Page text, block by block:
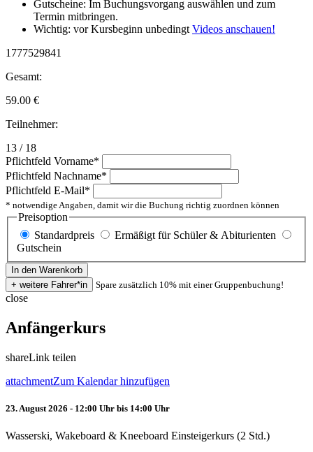
Gutscheine: Im Buchungsvorgang auswählen und zum
Termin mitbringen.
Wichtig: vor Kursbeginn unbedingtVideos anschauen!
1777529841
Gesamt:
59.00 €
Teilnehmer:
13 / 18
Pflichtfeld Vorname*
Pflichtfeld Nachname*
Pflichtfeld E-Mail*
* notwendige Angaben, damit wir die Buchung richtig zuordnen können
Preisoption
Standardpreis
Ermäßigt für Schüler & Abiturienten
Gutschein
Spare zusätzlich 10% mit einer Gruppenbuchung!
close
Anfängerkurs
shareLink teilen
attachmentZum Kalendar hinzufügen
23. August 2026 - 12:00 Uhr bis 14:00 Uhr
Wasserski, Wakeboard & Kneeboard Einsteigerkurs (2 Std.)